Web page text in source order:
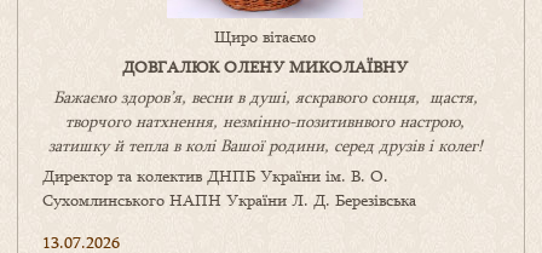
Щиро вітаємо
ДОВГАЛЮК ОЛЕНУ МИКОЛАЇВНУ
Бажаємо здоров’я, весни в душі, яскравого сонця, щастя,
творчого натхнення, незмінно-позитивнвого настрою,
затишкуйтепла в коліВашоїродини, серед друзів і колег!
Директор та колектив ДНПБ України ім. В. О.
Сухомлинського НАПН України Л. Д. Березівська
13.07.2026